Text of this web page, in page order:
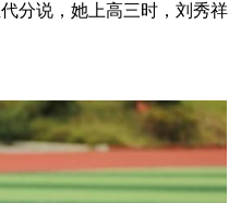
分说，她上高三时，刘秀祥